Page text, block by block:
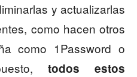
y actualizarlas
como hacen otros
como 1Password o
todos estos